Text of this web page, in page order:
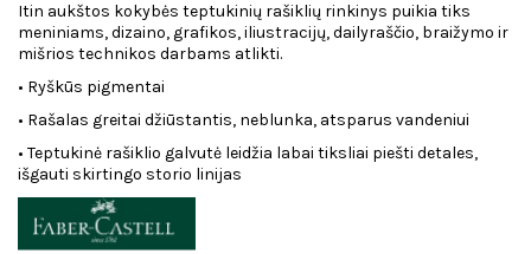
Itin aukštos kokybės teptukinių rašiklių rinkinys puikia tiks
meniniams, dizaino, grafikos, iliustracijų, dailyraščio, braižymo ir
mišrios technikos darbams atlikti.
• Ryškūs pigmentai
• Rašalas greitai džiūstantis, neblunka, atsparus vandeniui
• Teptukinė rašiklio galvutė leidžia labai tiksliai piešti detales,
išgauti skirtingo storio linijas